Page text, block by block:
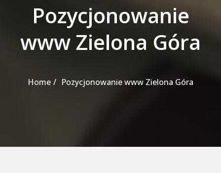
Pozycjonowanie
www Zielona Góra
Home Pozycjonowanie www Zielona Góra